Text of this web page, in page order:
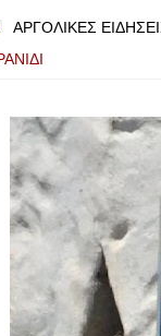
ΑΡΓΟΛΙΚΕΣ